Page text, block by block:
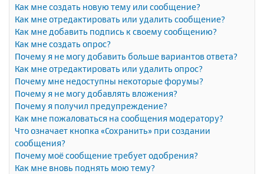
Как мне создать новую тему или сообщение?
Как мне отредактировать или удалить сообщение?
Как мне добавить подпись к своему сообщению?
Как мне создать опрос?
Почему я не могу добавить больше вариантов ответа?
Как мне отредактировать или удалить опрос?
Почему мне недоступны некоторые форумы?
Почему я не могу добавлять вложения?
Почему я получил предупреждение?
Как мне пожаловаться на сообщения модератору?
Что означает кнопка «Сохранить» при создании
сообщения?
Почему моё сообщение требует одобрения?
Как мне вновь поднять мою тему?